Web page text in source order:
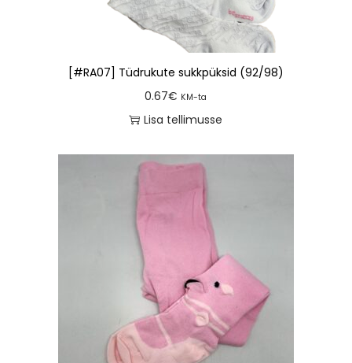
[#RA07] Tüdrukute sukkpüksid (92/98)
0.67€ KM-ta
Lisa tellimusse